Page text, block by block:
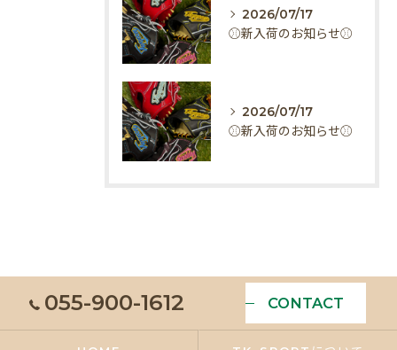
2026/07/17
⚾️新入荷のお知らせ⚾️
2026/07/17
⚾️新入荷のお知らせ⚾️
055-900-1612 CONTACT